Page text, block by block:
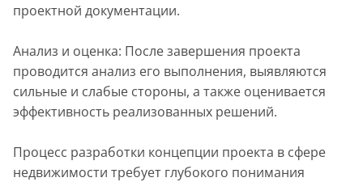
проектной документации.
Анализ и оценка: После завершения проекта
проводится анализ его выполнения, выявляются
сильные и слабые стороны, а также оценивается
эффективность реализованных решений.
Процесс разработки концепции проекта в сфере
недвижимости требует глубокого понимания